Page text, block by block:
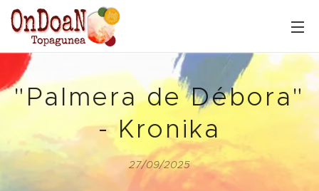
"Palmera de Débora"
- Kronika
27/09/2025